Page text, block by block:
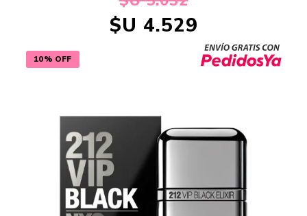
10% OFF
$U 4.529